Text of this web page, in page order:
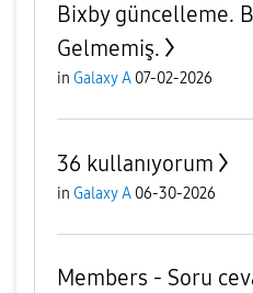
Bixby güncelleme.
Gelmemiş.
in Galaxy A 07-02-2026
36 kullanıyorum
in Galaxy A 06-30-2026
Members - Soru